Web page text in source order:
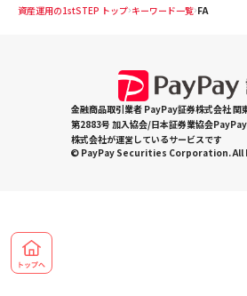
資産運用の1stSTEP トップ キーワード一覧 FA
金融商品取引業者 PayPay証券株式会社 関
第2883号 加入協会/日本証券業協会
株式会社が運営しているサービスです
© PayPay Securities Corporation. All